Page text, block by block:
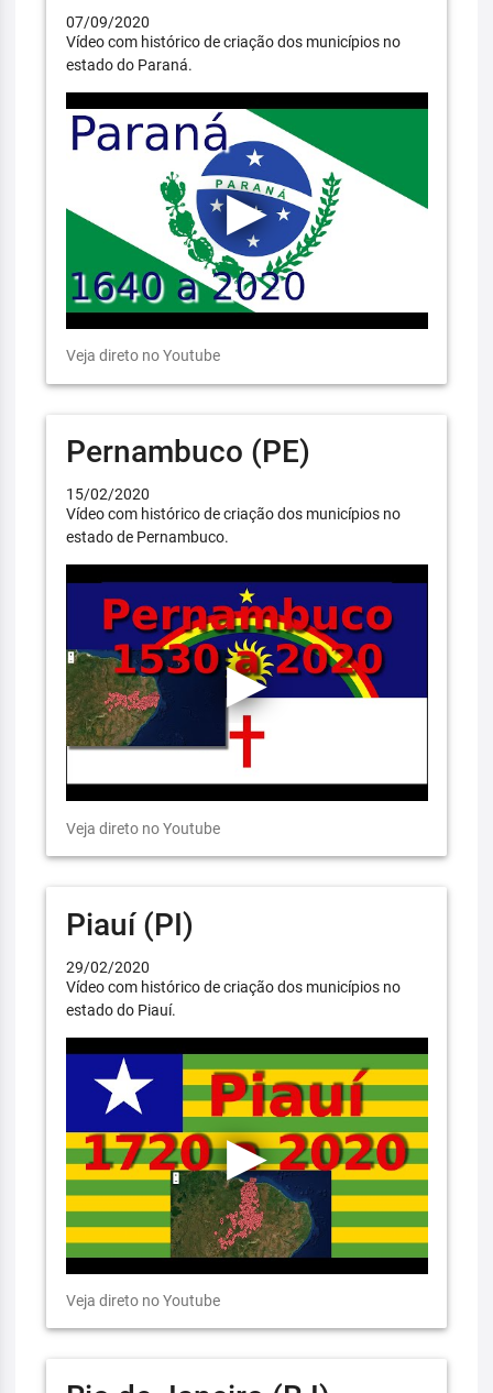
07/09/2020
Vídeo com histórico de criação dos municípios no
estado do Paraná.
Veja direto no Youtube
Pernambuco (PE)
15/02/2020
Vídeo com histórico de criação dos municípios no
estado de Pernambuco.
Veja direto no Youtube
Piauí (PI)
29/02/2020
Vídeo com histórico de criação dos municípios no
estado do Piauí.
Veja direto no Youtube